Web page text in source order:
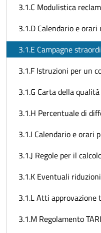
3.1.C Modulistica
3.1.D Calendario e orari
3.1.E Campagne
3.1.F Istruzioni per un
3.1.G Carta della
3.1.H Percentuale di
3.1.I Calendario e orari
3.1.J Regole per il
3.1.K Eventuali riduzioni
3.1.L Atti approvazione
3.1.M Regolamento TARI